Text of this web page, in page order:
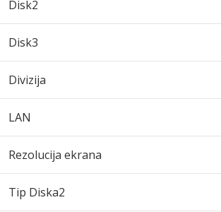
Disk2
Disk3
Divizija
LAN
Rezolucija ekrana
Tip Diska2